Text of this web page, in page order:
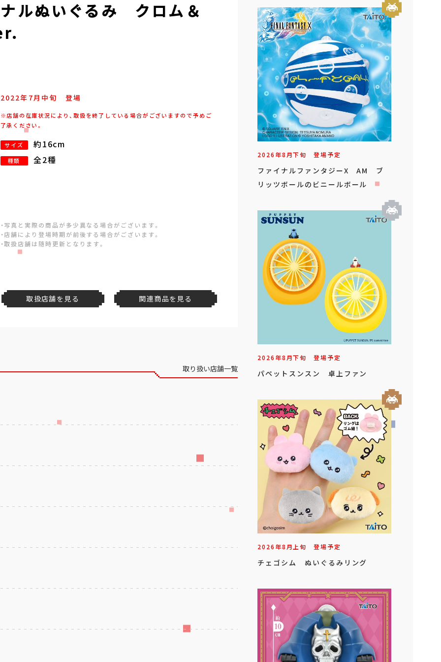
ルぬいぐるみ クロム＆
2022年 7月 中旬 登場
※店舗の在庫状況により、取扱を終了している場合がございますので予めご
了承ください。
サイズ 約16cm
種類 全2種
・写真と実際の商品が多少異なる場合がございます。
・店舗により登場時期が前後する場合がございます。
・取扱店舗は随時更新となります。
取扱店舗を見る 関連商品を見る
取り扱い店舗一覧
2026年8月下旬 登場予定
ファイナルファンタジーX AM ブ
リッツボールのビニールボール
2026年8月下旬 登場予定
パペットスンスン 卓上ファン
2026年8月上旬 登場予定
チェゴシム ぬいぐるみリング